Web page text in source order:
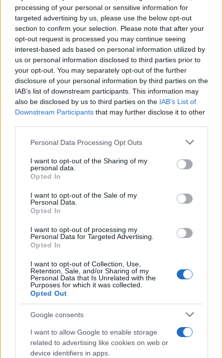
processing of your personal or sensitive information for
targeted advertising by us, please use the below opt-out
section to confirm your selection. Please note that after your
opt-out request is processed you may continue seeing
interest-based ads based on personal information utilized by
us or personal information disclosed to third parties prior to
your opt-out. You may separately opt-out of the further
disclosure of your personal information by third parties on the
IAB’s list of downstream participants. This information may
also be disclosed by us to third parties on the IAB’s List of
Downstream Participants that may further disclose it to other
Please note that this website/app uses one or more Google
not limited to your visit or usage behaviour. You may click to
grant or deny consent to Google and its third-party tags to
use your data for below specified purposes in below Google
consent section.
Personal Data Processing Opt Outs
I want to opt-out of the Sharing of my
personal data.
Opted In
I want to opt-out of the Sale of my
Personal Data.
Opted In
I want to opt-out of processing my
Personal Data for Targeted Advertising.
Opted In
I want to opt-out of Collection, Use,
Retention, Sale, and/or Sharing of my
Personal Data that Is Unrelated with the
Purposes for which it was collected.
Opted Out
Google consents
I want to allow Google to enable storage
related to advertising like cookies on web or
device identifiers in apps.
GalluraOggi.it
Inviaci le tue segnalazioni,
i tuoi video e le tue foto
Su WhatsApp al numero +39
345 356 7512
Ricevi le nostre ultime news
F
a
ce
b
o
o
k
T
w
it
te
r
Pi
n
te
re
st
W
h
at
s
A
p
p
S
h
a
re
Articolo precedente
Prossimo articolo
NOTIZIE RECENTI